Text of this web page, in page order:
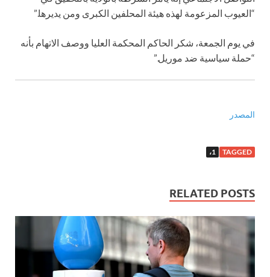
“العيوب المزعومة لهذه هيئة المحلفين الكبرى ومن يديرها.”
في يوم الجمعة، شكر الحاكم المحكمة العليا ووصف الاتهام بأنه
“حملة سياسية ضد موريل.”
المصدر
TAGGED 1،
RELATED POSTS